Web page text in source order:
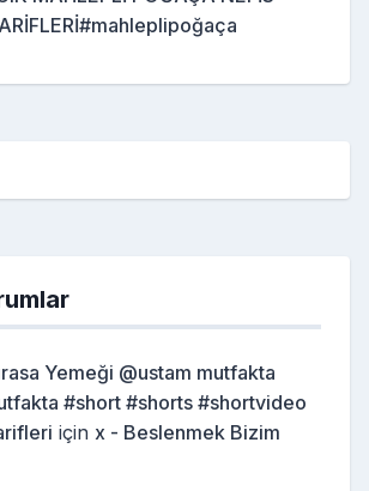
Yemeği @ustam mutfakta
#short #shorts #shortvideo
için x - Beslenmek Bizim